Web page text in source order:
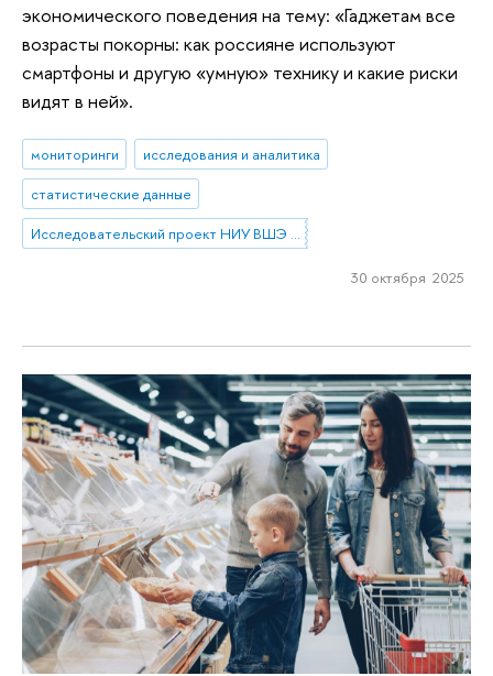
экономического поведения на тему: «Гаджетам все
возрасты покорны: как россияне используют
смартфоны и другую «умную» технику и какие риски
видят в ней».
мониторинги
исследования и аналитика
статистические данные
Исследовательский проект НИУ ВШЭ «Экономическое поведение домашних хозяйств»
30 октября 2025